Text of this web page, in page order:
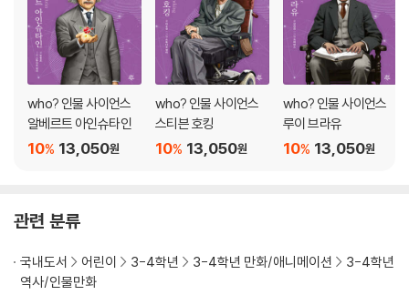
who? 인물 사이언스
알베르트 아인슈타인
13,050원
10%
who? 인물 사이언스
스티븐 호킹
13,050원
10%
who? 인물 사이언스
루이 브라유
13,050원
10%
관련 분류
국내도서 어린이 3-4학년 3-4학년 만화/애니메이션
3-4학년
역사/인물만화